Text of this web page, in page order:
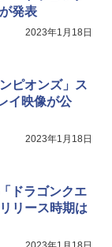
発表
2023年1月18日
ピオンズ」ス
イ映像が公
2023年1月18日
ドラゴンクエ
リース時期は